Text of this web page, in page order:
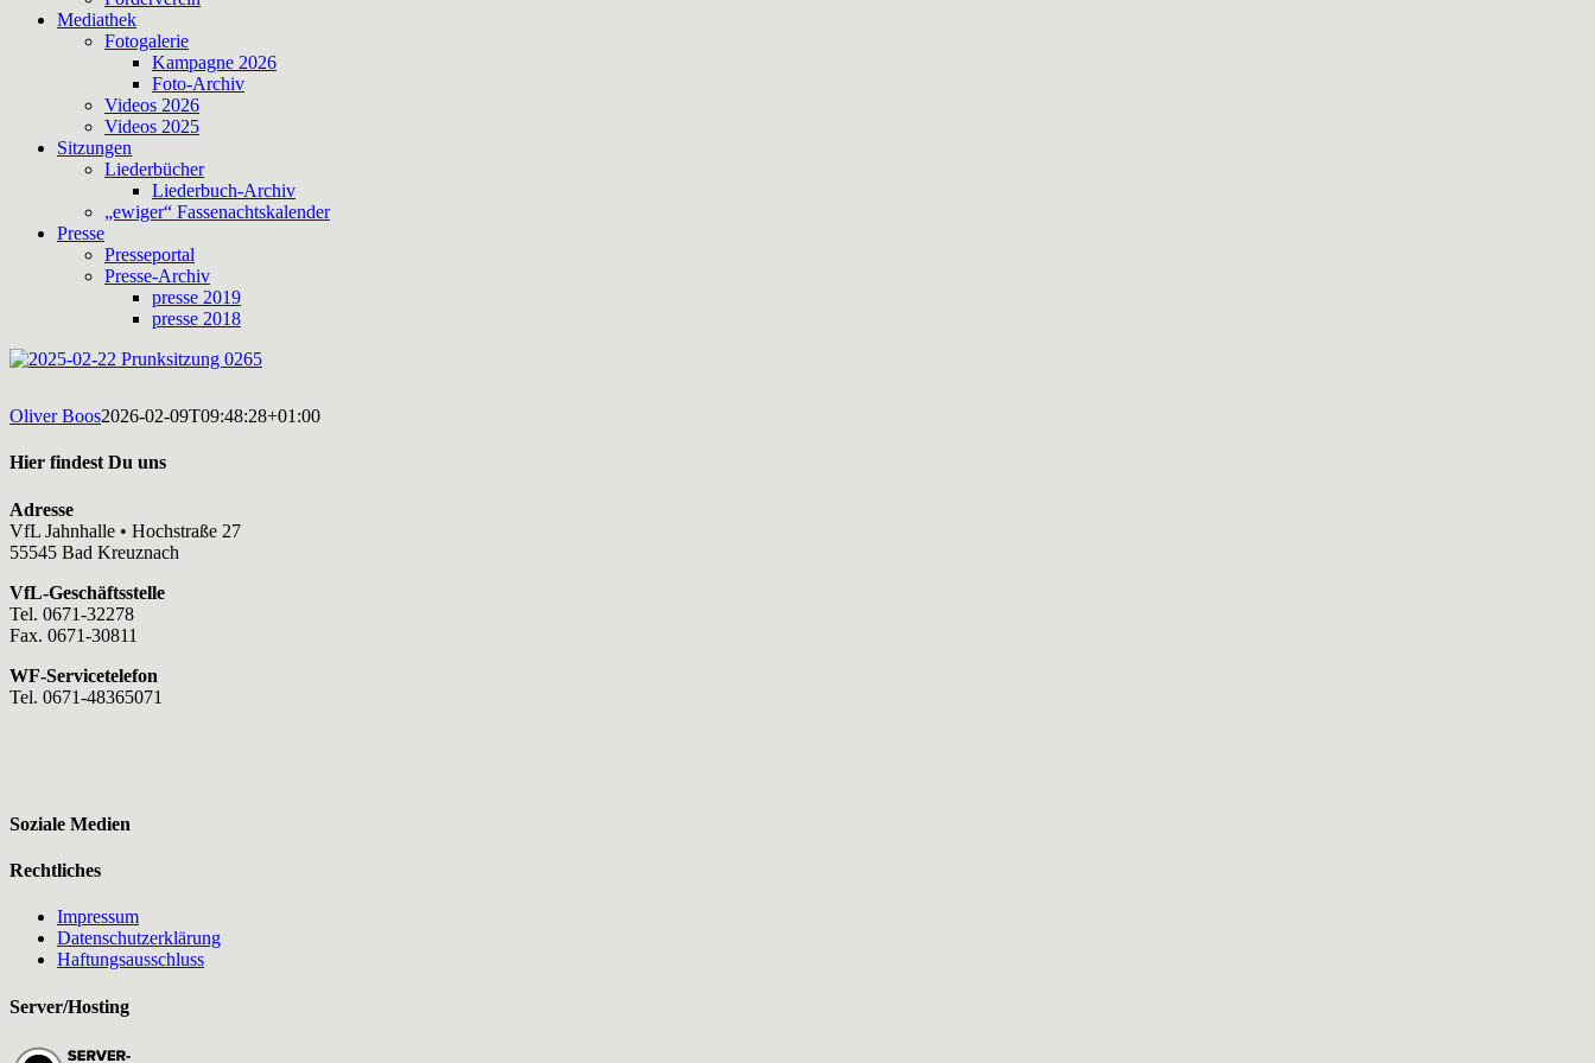
Mediathek
Fotogalerie
Kampagne 2026
Foto-Archiv
Videos 2026
Videos 2025
Sitzungen
Liederbücher
Liederbuch-Archiv
„ewiger“ Fassenachtskalender
Presse
Presseportal
Presse-Archiv
presse 2019
presse 2018
Oliver Boos2026-02-09T09:48:28+01:00
Hier findest Du uns
Adresse
VfL Jahnhalle • Hochstraße 27
55545 Bad Kreuznach
VfL-Geschäftsstelle
Tel. 0671-32278
Fax. 0671-30811
WF-Servicetelefon
Tel. 0671-48365071
Soziale Medien
Rechtliches
Impressum
Datenschutzerklärung
Haftungsausschluss
Server/Hosting